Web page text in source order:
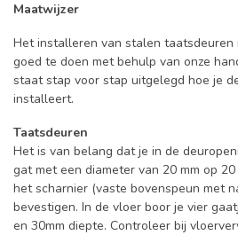
Maatwijzer
Het installeren van stalen
goed te doen met behulp van onze
staat stap voor stap uitgelegd hoe je
installeert.
Taatsdeuren
Het is van belang dat je in de
gat met een diameter van 20 mm op
het scharnier (vaste bovenspeun met
bevestigen. In de vloer boor je vier
en 30mm diepte. Controleer bij